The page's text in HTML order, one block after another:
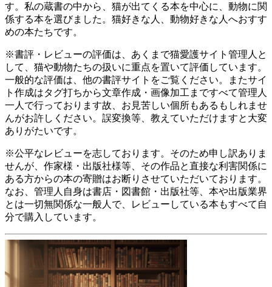
す。私の蔵書の中から、猫が出てくる本を中心に、動物に関
係する本を選びました。猫好きな人、動物好きな人へおすす
めの本たちです。
※書評・レビューの評価は、あくまで猫愛護サイト管理人と
して、猫や動物たちの扱いに重点を置いて評価しています。
一般的な評価は、他の書評サイトをご覧ください。またサイ
ト作成はタグ打ちから文章作成・画像加工まですべて管理人
一人で行っております故、お見苦しい個所もあるもしれませ
んがお許しください。誤変換等、教えていただけますと大変
ありがたいです。
※公平なレビューを志しております。そのため申し訳ありま
せんが、作家様・出版社様等、その作品と直接な利害関係に
ある方からの本の寄贈はお断りさせていただいております。
なお、管理人自身は書店・図書館・出版社等、本や出版業界
とは一切無関係な一般人で、レビューしている本もすべて自
分で購入しています。